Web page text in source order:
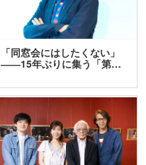
「同窓会にはしたくない」
――15年ぶりに集う「第…